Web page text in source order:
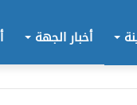
أخبار الجهة